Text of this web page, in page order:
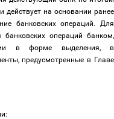
действует на основании ранее
банковских операций. Для
операций банком,
в форме выделения, в
предусмотренные в Главе